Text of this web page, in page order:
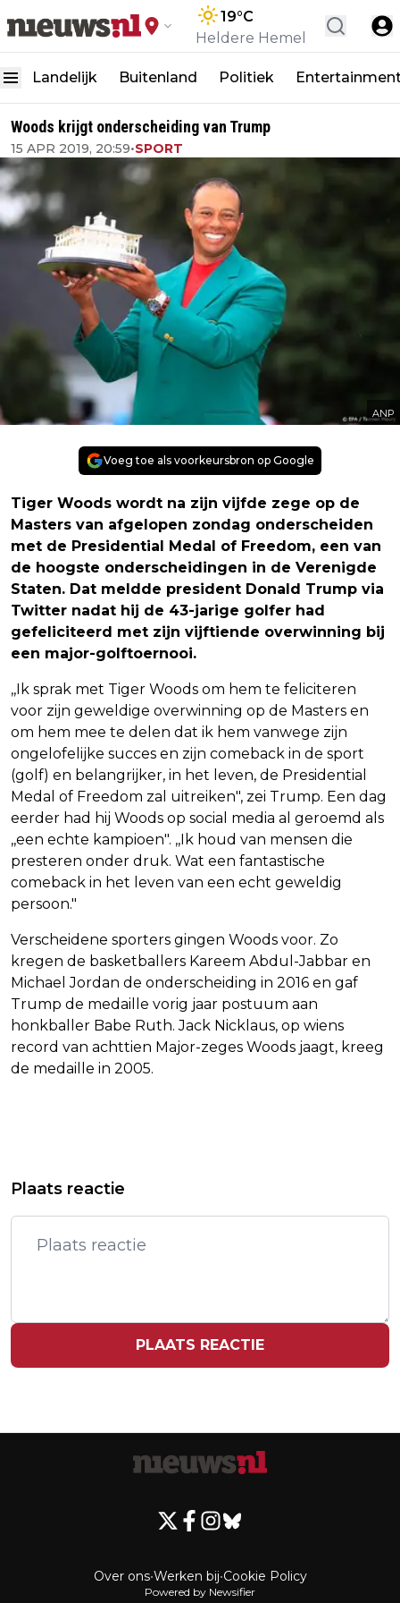
19°C
Heldere Hemel
Landelijk Buitenland Politiek
Woods krijgt onderscheiding van Trump
15 APR 2019, 20:59•SPORT
ANP
Voeg toe als voorkeursbron op Google
Tiger Woods wordt na zijn vijfde zege op de
Masters van afgelopen zondag onderscheiden
met de Presidential Medal of Freedom, een van
de hoogste onderscheidingen in de Verenigde
Staten. Dat meldde president Donald Trump via
Twitter nadat hij de 43-jarige golfer had
gefeliciteerd met zijn vijftiende overwinning bij
een major-golftoernooi.
,,Ik sprak met Tiger Woods om hem te feliciteren
voor zijn geweldige overwinning op de Masters en
om hem mee te delen dat ik hem vanwege zijn
ongelofelijke succes en zijn comeback in de sport
(golf) en belangrijker, in het leven, de Presidential
Medal of Freedom zal uitreiken", zei Trump. Een dag
eerder had hij Woods op social media al geroemd als
,,een echte kampioen". ,,Ik houd van mensen die
presteren onder druk. Wat een fantastische
comeback in het leven van een echt geweldig
persoon."
Verscheidene sporters gingen Woods voor. Zo
kregen de basketballers Kareem Abdul-Jabbar en
Michael Jordan de onderscheiding in 2016 en gaf
Trump de medaille vorig jaar postuum aan
honkballer Babe Ruth. Jack Nicklaus, op wiens
record van achttien Major-zeges Woods jaagt, kreeg
de medaille in 2005.
EN GROEIT
BEKKERING/DUETZ OP VOORSPRONG
IN GENUA
Plaats reactie
PLAATS REACTIE
Over ons•Werken bij•Cookie Policy
Powered by Newsifier